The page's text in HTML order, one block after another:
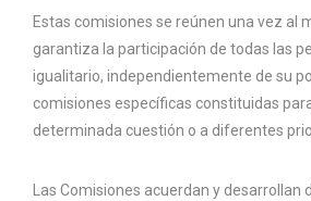
Estas comisiones se reúnen una vez al
garantiza la participación de todas las
igualitario, independientemente de su
comisiones específicas constituidas
determinada cuestión o a diferentes
Las Comisiones acuerdan y